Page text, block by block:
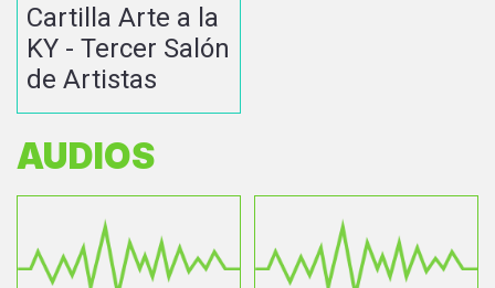
Cartilla Arte a la
KY - Tercer Salón
de Artistas
AUDIOS